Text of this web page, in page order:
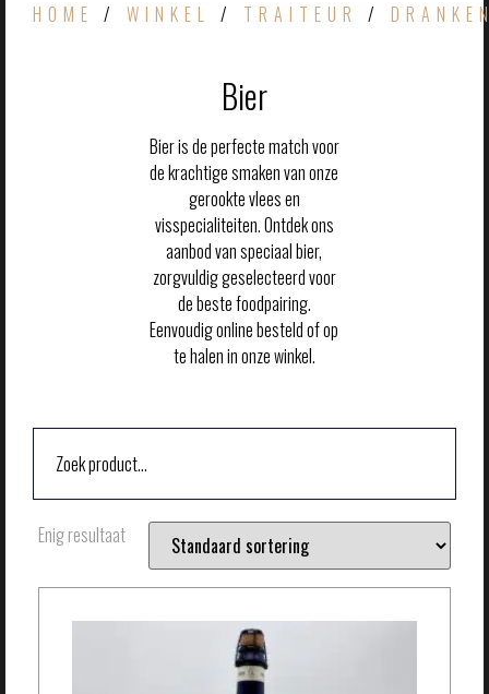
HOME / WINKEL / TRAITEUR /
Bier
Bier is de perfecte match voor
de krachtige smaken van onze
gerookte vlees en
visspecialiteiten. Ontdek ons
aanbod van speciaal bier,
zorgvuldig geselecteerd voor
de beste foodpairing.
Eenvoudig online besteld of op
te halen in onze winkel.
Enig resultaat